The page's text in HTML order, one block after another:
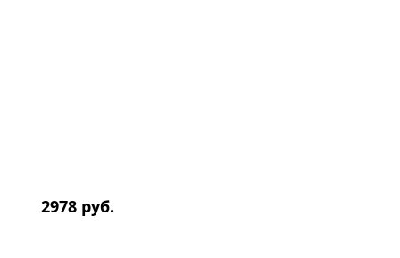
2978 руб.